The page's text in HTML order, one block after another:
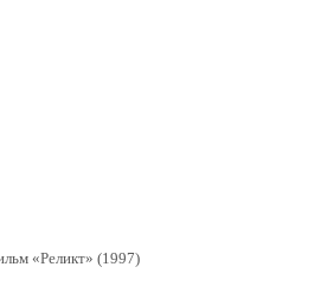
«Реликт» (1997)